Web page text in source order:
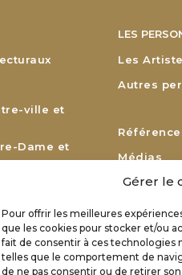
Gérer le
Pour offrir les meilleures
que les cookies pour stocker et/ou
fait de consentir à ces technologies
telles que le comportement de
de ne pas consentir ou de retirer
ville et
Dame et
et
Anthéor
LES
Les
Autres
Médias
Bulletin
Bulletin
Contact